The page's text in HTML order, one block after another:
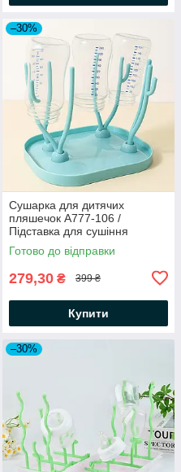
–30%
Сушарка для дитячих
пляшечок A777-106 /
Підставка для сушіння
пляшечок та сосок
Готово до відправки
279,30 ₴ 399 ₴
Купити
–30%